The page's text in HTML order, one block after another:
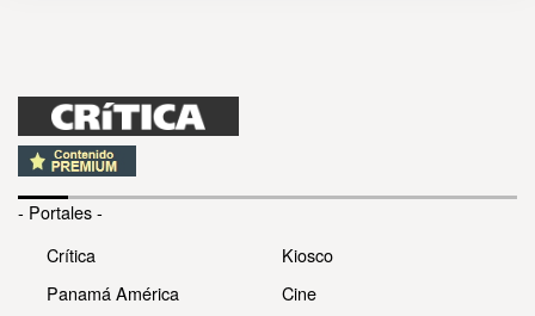
- Portales -
Crítica
Panamá América
Kiosco
Cine